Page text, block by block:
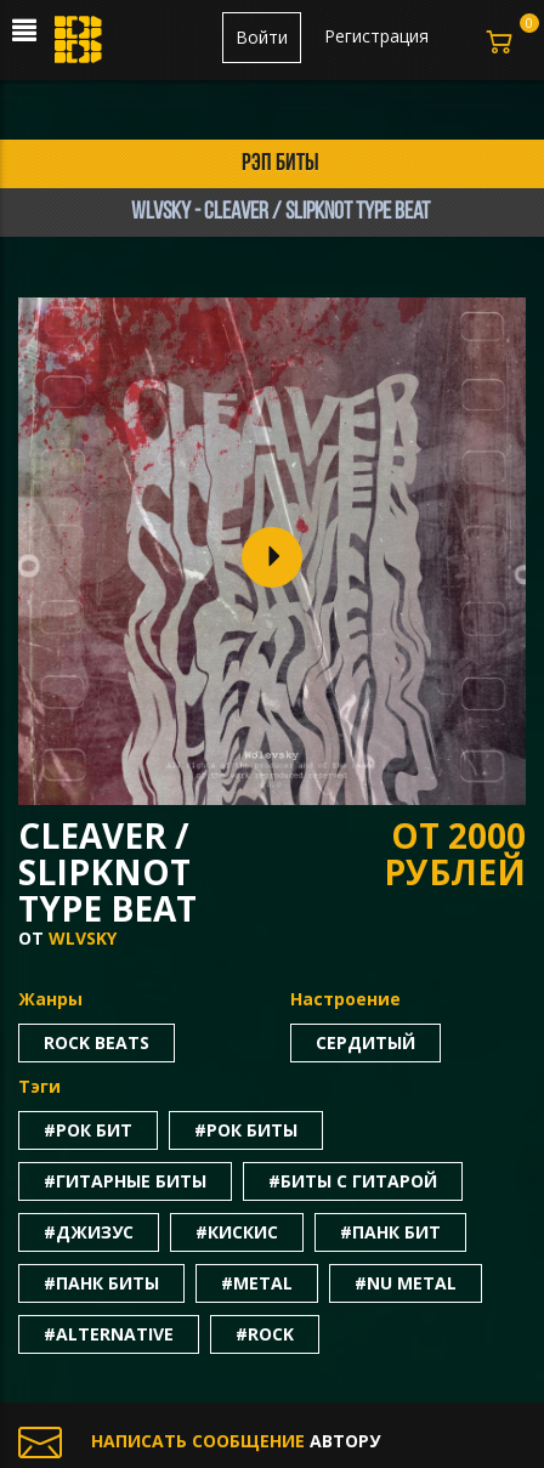
Регистрация
Войти
рэп биты
WLVSKY - Cleaver / Slipknot Type Beat
CLEAVER /
SLIPKNOT
TYPE BEAT
ОТ WLVSKY
ОТ 2000
РУБЛЕЙ
Жанры
ROCK BEATS
Настроение
СЕРДИТЫЙ
Тэги
#РОК БИТ
#РОК БИТЫ
#ГИТАРНЫЕ БИТЫ #БИТЫ С ГИТАРОЙ
#ДЖИЗУС #КИСКИС #ПАНК БИТ
#ПАНК БИТЫ #METAL #NU METAL
#ALTERNATIVE #ROCK
НАПИСАТЬ СООБЩЕНИЕ АВТОРУ
0